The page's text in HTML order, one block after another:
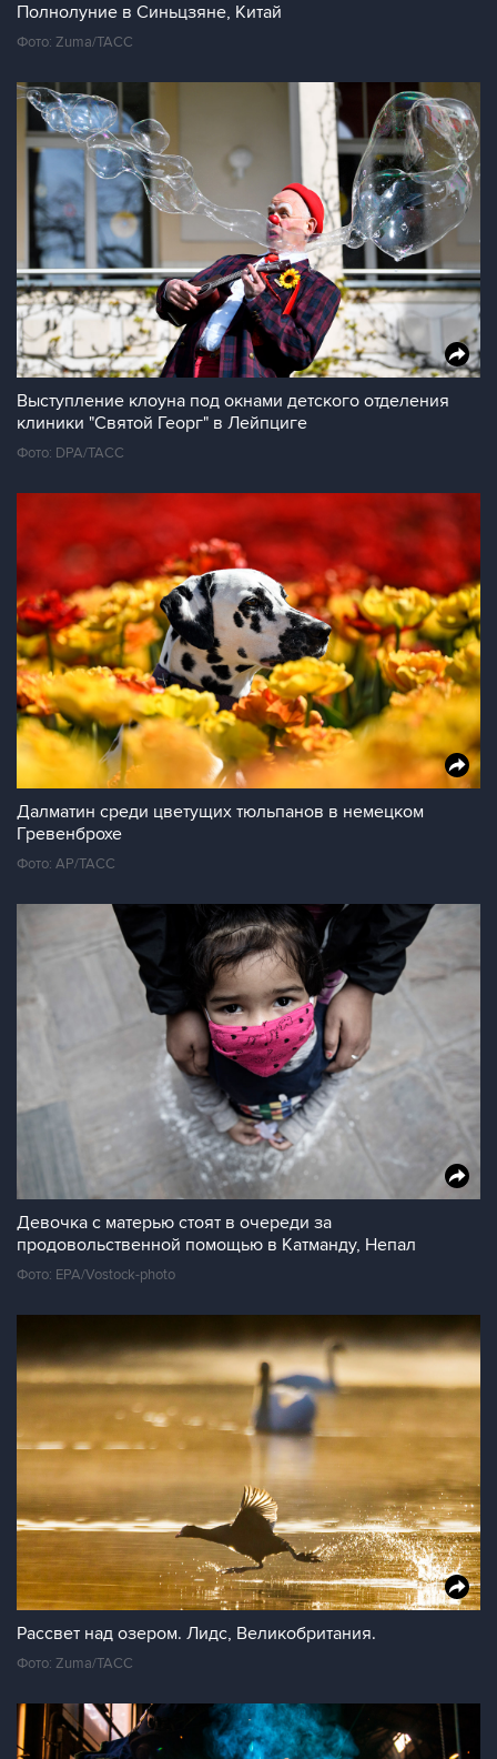
Полнолуние в Синьцзяне, Китай
Фото: Zuma/ТАСС
Выступление клоуна под окнами детского отделения
клиники "Святой Георг" в Лейпциге
Фото: DPA/ТАСС
Далматин среди цветущих тюльпанов в немецком
Гревенброхе
Фото: AP/TAСС
Девочка с матерью стоят в очереди за
продовольственной помощью в Катманду, Непал
Фото: EPA/Vostock-photo
Рассвет над озером. Лидс, Великобритания.
Фото: Zuma/ТАСС